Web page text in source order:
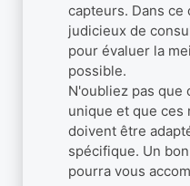
capteurs. Dans ce
judicieux de
pour évaluer la
possible.
N'oubliez pas que
unique et que ces
doivent être
spécifique. Un
pourra vous